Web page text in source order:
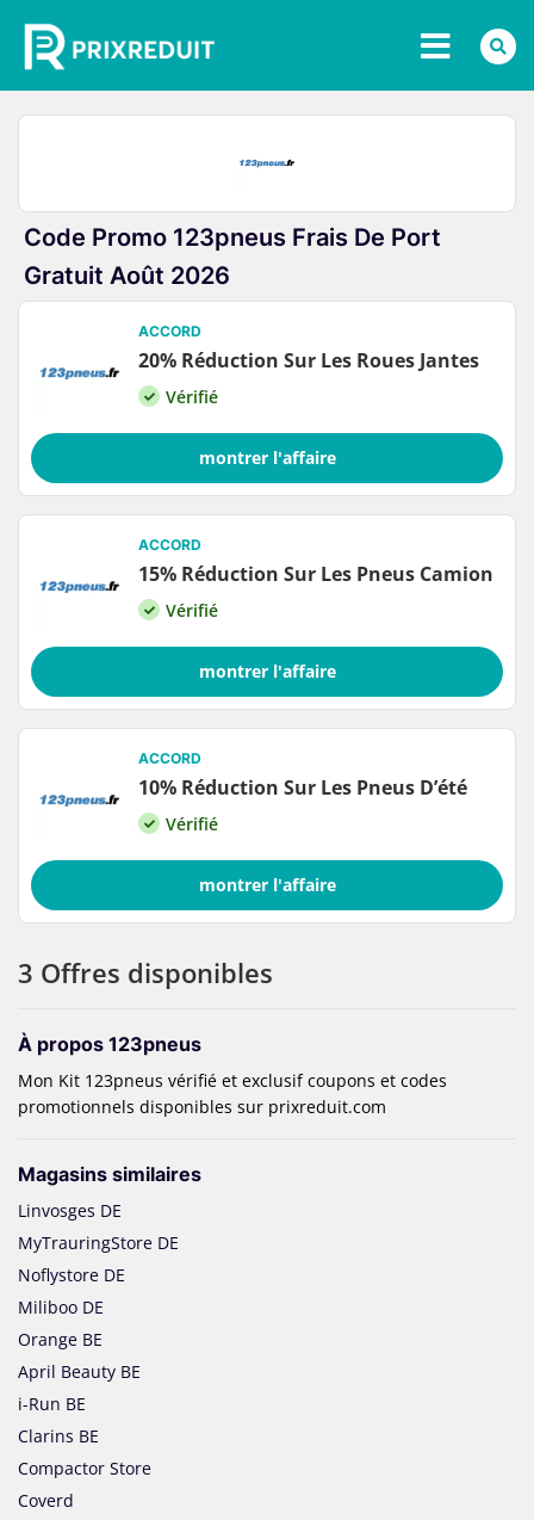
3 Offres disponibles
À propos 123pneus
Mon Kit 123pneus vérifié et exclusif coupons et codes
promotionnels disponibles sur prixreduit.com
Magasins similaires
Linvosges DE
MyTrauringStore DE
Noflystore DE
Miliboo DE
Orange BE
April Beauty BE
i-Run BE
Clarins BE
Compactor Store
Coverd
Code Promo 123pneus Frais De Port
Gratuit Août 2026
ACCORD
20% Réduction Sur Les Roues Jantes
Vérifié
montrer l'affaire
ACCORD
15% Réduction Sur Les Pneus Camion
Vérifié
montrer l'affaire
ACCORD
10% Réduction Sur Les Pneus D’été
Vérifié
montrer l'affaire